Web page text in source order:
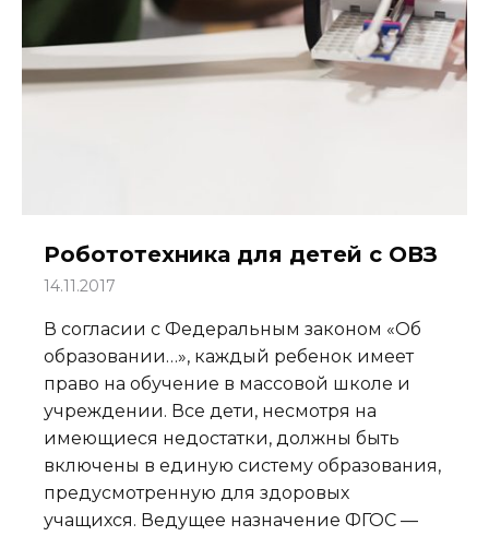
Робототехника для детей с ОВЗ
14.11.2017
В согласии с Федеральным законом «Об
образовании…», каждый ребенок имеет
право на обучение в массовой школе и
учреждении. Все дети, несмотря на
имеющиеся недостатки, должны быть
включены в единую систему образования,
предусмотренную для здоровых
учащихся. Ведущее назначение ФГОС —